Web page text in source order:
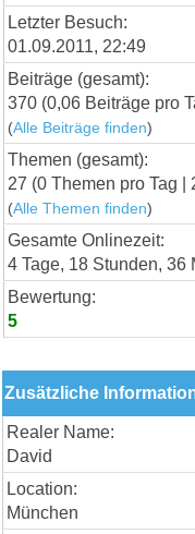
Letzter Besuch:
01.09.2011, 22:49
Beiträge (gesamt):
370 (0,06 Beiträge pro
(Alle Beiträge finden)
Themen (gesamt):
27 (0 Themen pro Tag
(Alle Themen finden)
Gesamte Onlinezeit:
4 Tage, 18 Stunden, 36
Bewertung:
5
Zusätzliche
Realer Name:
David
Location:
München